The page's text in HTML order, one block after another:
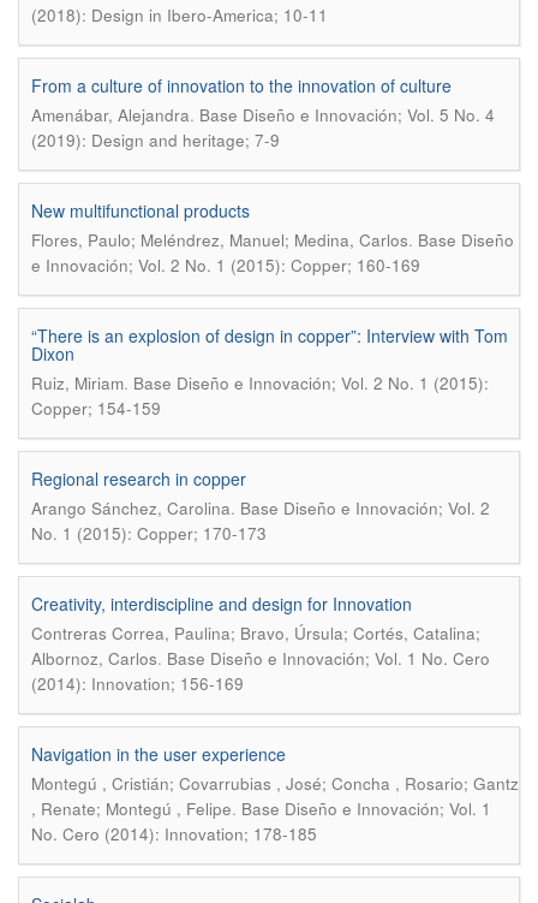
(2018): Design in Ibero-America; 10-11
From a culture of innovation to the innovation of culture
Amenábar, Alejandra. Base Diseño e Innovación; Vol. 5 No. 4
(2019): Design and heritage; 7-9
New multifunctional products
Flores, Paulo; Meléndrez, Manuel; Medina, Carlos. Base Diseño
e Innovación; Vol. 2 No. 1 (2015): Copper; 160-169
“There is an explosion of design in copper”: Interview with Tom
Dixon
Ruiz, Miriam. Base Diseño e Innovación; Vol. 2 No. 1 (2015):
Copper; 154-159
Regional research in copper
Arango Sánchez, Carolina. Base Diseño e Innovación; Vol. 2
No. 1 (2015): Copper; 170-173
Creativity, interdiscipline and design for Innovation
Contreras Correa, Paulina; Bravo, Úrsula; Cortés, Catalina;
Albornoz, Carlos. Base Diseño e Innovación; Vol. 1 No. Cero
(2014): Innovation; 156-169
Navigation in the user experience
Montegú , Cristián; Covarrubias , José; Concha , Rosario; Gantz
, Renate; Montegú , Felipe. Base Diseño e Innovación; Vol. 1
No. Cero (2014): Innovation; 178-185